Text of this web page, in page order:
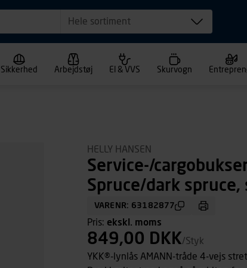
Hele sortiment
Sikkerhed Arbejdstøj El & VVS Skurvogn
HELLY HANSEN
Service-/
Spruce/dark spruce,
VARENR: 63182877
Pris: ekskl. moms
849,00 DKK/Styk
YKK®-lynlås AMANN-tråde 4-vejs